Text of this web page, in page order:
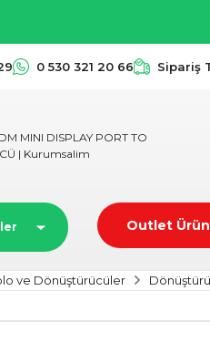
0 530 321 20 66 Sipariş
Outlet
ve Dönüştürücüler